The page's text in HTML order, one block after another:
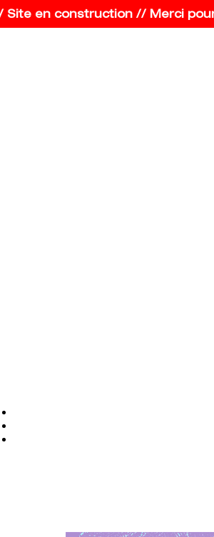
en construction // Merci